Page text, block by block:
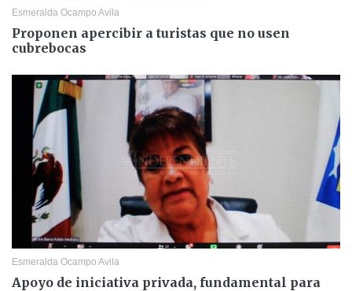
Esmeralda Ocampo Avila
Proponen apercibir a turistas que no usen
cubrebocas
Esmeralda Ocampo Avila
Apoyo de iniciativa privada, fundamental para